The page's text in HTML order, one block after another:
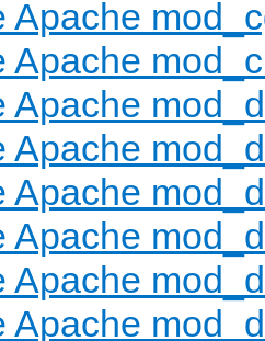
Apache
Apache
Apache
Apache
Apache
Apache
Apache
Apache